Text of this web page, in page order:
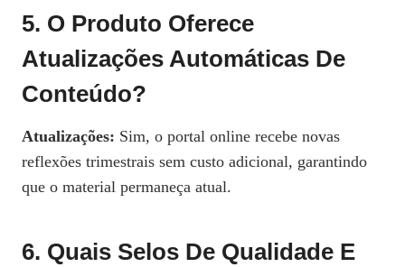
5. O Produto Oferece
Atualizações Automáticas De
Conteúdo?
Atualizações: Sim, o portal online recebe novas
reflexões trimestrais sem custo adicional, garantindo
que o material permaneça atual.
6. Quais Selos De Qualidade E